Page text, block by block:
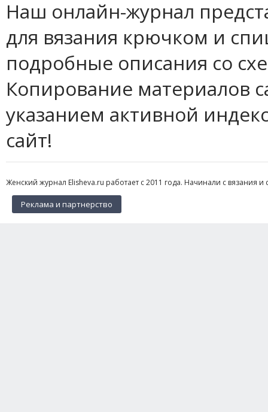
Наш онлайн-журнал
для вязания крючком и
подробные описания со
Копирование материалов
указанием активной
сайт!
Женский журнал Elisheva.ru работает с 2011 года. Начинали с вязания
Реклама и партнерство